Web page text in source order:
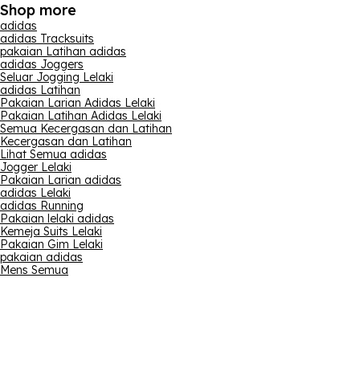
Shop more
adidas
adidas Tracksuits
pakaian Latihan adidas
adidas Joggers
Seluar Jogging Lelaki
adidas Latihan
Pakaian Larian Adidas Lelaki
Pakaian Latihan Adidas Lelaki
Semua Kecergasan dan Latihan
Kecergasan dan Latihan
Lihat Semua adidas
Jogger Lelaki
Pakaian Larian adidas
adidas Lelaki
adidas Running
Pakaian lelaki adidas
Kemeja Suits Lelaki
Pakaian Gim Lelaki
pakaian adidas
Mens Semua